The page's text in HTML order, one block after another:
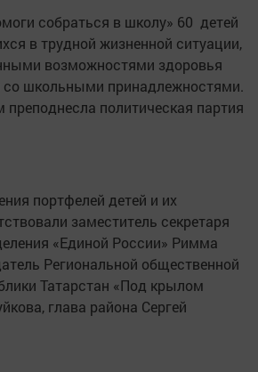
собраться в школу» 60 детей
в трудной жизненной ситуации,
возможностями здоровья
со школьными принадлежностями.
преподнесла политическая партия
портфелей детей и их
заместитель секретаря
«Единой России» Римма
Региональной общественной
Татарстан «Под крылом
глава района Сергей